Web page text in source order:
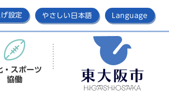
設定 やさしい日本語 Language
・スポーツ
協働